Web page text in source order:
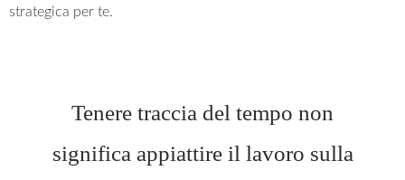
strategica per te.
Tenere traccia del tempo non
significa appiattire il lavoro sulla